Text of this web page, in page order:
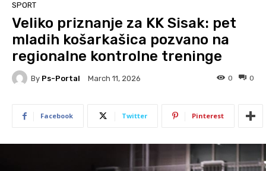
SPORT
Veliko priznanje za KK Sisak: pet
mladih košarkašica pozvano na
regionalne kontrolne treninge
By Ps-Portal March 11, 2026 0
0
Facebook Twitter Pinterest